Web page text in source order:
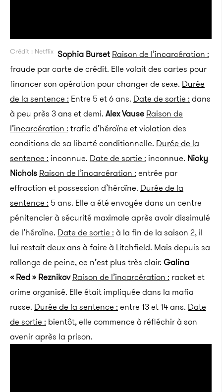
Crédit : Netflix Sophia Burset Raison de l’incarcération :
fraude par carte de crédit. Elle volait des cartes pour
financer son opération pour changer de sexe. Durée
de la sentence : Entre 5 et 6 ans. Date de sortie : dans
à peu près 3 ans et demi. Alex Vause Raison de
l’incarcération : trafic d’héroïne et violation des
conditions de sa liberté conditionnelle. Durée de la
sentence : inconnue. Date de sortie : inconnue. Nicky
Nichols Raison de l’incarcération : entrée par
effraction et possession d’héroïne. Durée de la
sentence : 5 ans. Elle a été envoyée dans un centre
pénitencier à sécurité maximale après avoir dissimulé
de l’héroïne. Date de sortie : à la fin de la saison 2, il
lui restait deux ans à faire à Litchfield. Mais depuis sa
rallonge de peine, ce n’est plus très clair. Galina
« Red » Reznikov Raison de l’incarcération : racket et
crime organisé. Elle était impliquée dans la mafia
russe. Durée de la sentence : entre 13 et 14 ans. Date
de sortie : bientôt, elle commence à réfléchir à son
avenir après la prison.